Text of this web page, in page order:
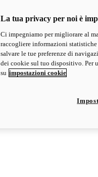
La tua privacy per noi è
Ci impegniamo per migliorare al
raccogliere informazioni
salvare le tue preferenze di
dei cookie sul tuo dispositivo. Per
su impostazioni cookie